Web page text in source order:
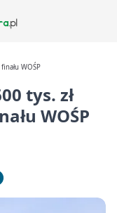
WOŚP
tys. zł
WOŚP